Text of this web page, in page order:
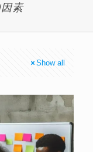
素
Show all